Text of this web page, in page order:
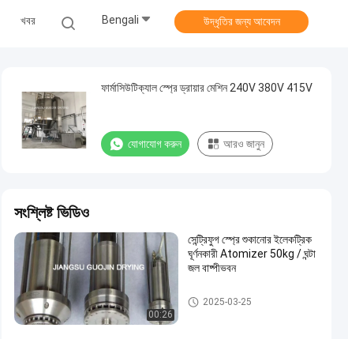
খবর Bengali উদ্ধৃতির জন্য আবেদন
ফার্মাসিউটিক্যাল স্প্রে ড্রায়ার মেশিন 240V 380V 415V
যোগাযোগ করুন আরও জানুন
সংশ্লিষ্ট ভিডিও
00:26
সেন্ট্রিফুগ স্প্রে শুকানোর ইলেকট্রিক
ঘূর্ণনকারী Atomizer 50kg / ঘন্টা
জল বাষ্পীভবন
শুকনো মেশিন স্প্রে
2025-03-25